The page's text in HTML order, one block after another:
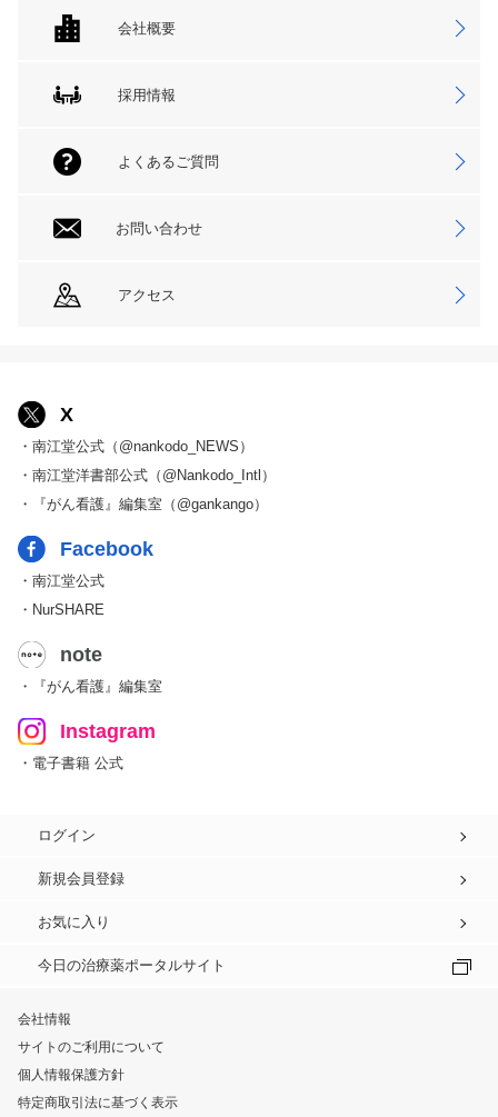
会社概要
採用情報
よくあるご質問
お問い合わせ
アクセス
X
・南江堂公式（@nankodo_NEWS）
・南江堂洋書部公式（@Nankodo_Intl）
・『がん看護』編集室（@gankango）
Facebook
・南江堂公式
・NurSHARE
note
・『がん看護』編集室
Instagram
・電子書籍 公式
ログイン
新規会員登録
お気に入り
今日の治療薬ポータルサイト
会社情報
サイトのご利用について
個人情報保護方針
特定商取引法に基づく表示